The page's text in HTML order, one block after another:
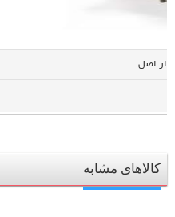
کالاهای مشابه